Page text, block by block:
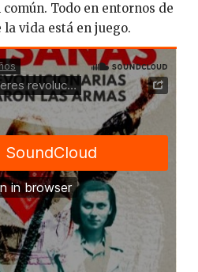
Todo en entornos de
vida está en juego.